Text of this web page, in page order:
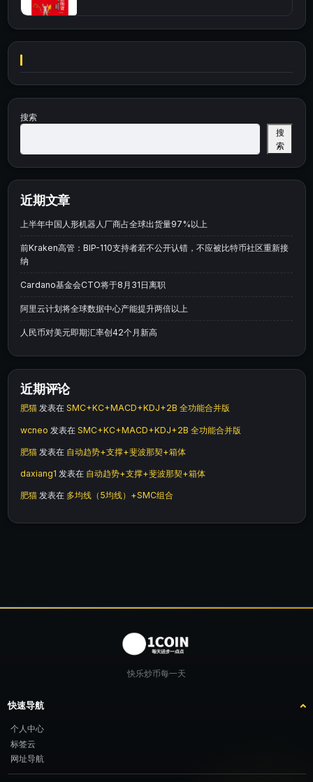
搜索
搜
索
近期文章
上半年中国人形机器人厂商占全球出货量97%以上
前Kraken高管：BIP-110支持者若不公开认错，不应被比特币社区重新接
纳
Cardano基金会CTO将于8月31日离职
阿里云计划将全球数据中心产能提升两倍以上
人民币对美元即期汇率创42个月新高
近期评论
肥猫 发表在 SMC+KC+MACD+KDJ+2B 全功能合并版
wcneo 发表在 SMC+KC+MACD+KDJ+2B 全功能合并版
肥猫 发表在 自动趋势+支撑+斐波那契+箱体
daxiang1 发表在 自动趋势+支撑+斐波那契+箱体
肥猫 发表在 多均线（5均线）+SMC组合
快乐炒币每一天
快速导航
个人中心
标签云
网址导航